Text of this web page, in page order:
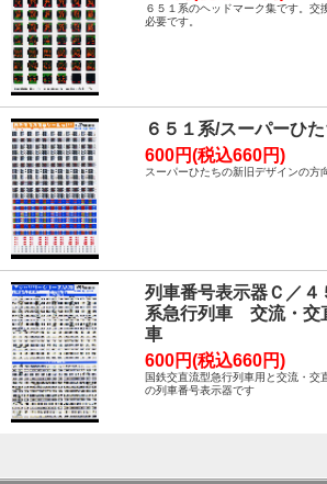
６５１系のヘッドマーク集です。交
必要です。
６５１系/スーパーひ
600円(税込660円)
スーパーひたちの新旧デザインの方
列車番号表示器Ｃ／４
系急行列車 交流・交
車
600円(税込660円)
国鉄交直流型急行列車用と交流・交
の列車番号表示器です